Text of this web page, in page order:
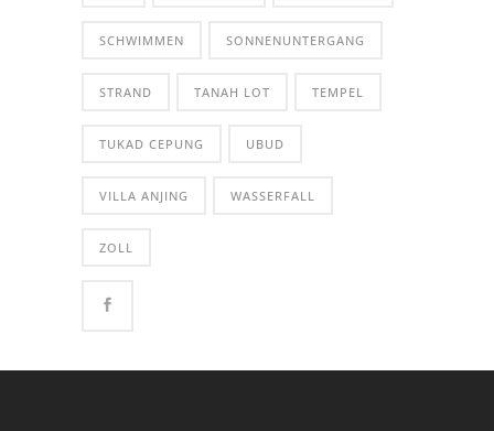
SCHWIMMEN SONNENUNTERGANG
STRAND TANAH LOT TEMPEL
TUKAD CEPUNG UBUD
VILLA ANJING WASSERFALL
ZOLL